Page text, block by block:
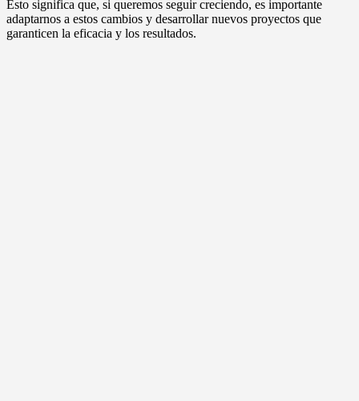
Esto significa que, si queremos seguir creciendo, es importante
adaptarnos a estos cambios y desarrollar nuevos proyectos que
garanticen la eficacia y los resultados.